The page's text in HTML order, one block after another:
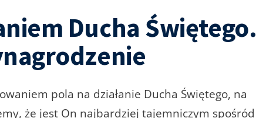
Ducha Świętego.
pola na działanie Ducha Świętego, na
że jest On najbardziej tajemniczym spośród